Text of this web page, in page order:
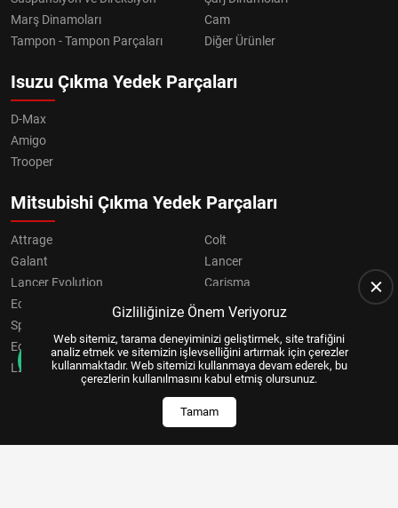
Marş Dinamoları
Cam
Tampon - Tampon Parçaları
Diğer Ürünler
Isuzu Çıkma Yedek Parçaları
D-Max
Amigo
Trooper
Mitsubishi Çıkma Yedek Parçaları
Attrage
Colt
Galant
Lancer
Lancer Evolution
Carisma
Eclipse
Grandis
Space Star
Eclipse Cross
OUTLANDER
L200
Pajero
Gizliliğinize Önem Veriyoruz
Web sitemiz, tarama deneyiminizi geliştirmek, site trafiğini
analiz etmek ve sitemizin işlevselliğini artırmak için çerezler
kullanmaktadır. Web sitemizi kullanmaya devam ederek, bu
çerezlerin kullanılmasını kabul etmiş olursunuz.
Tamam